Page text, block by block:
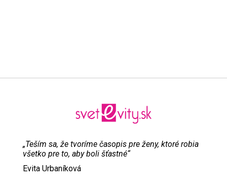
„Teším sa, že tvoríme časopis pre ženy, ktoré robia
všetko pre to, aby boli šťastné“
Evita Urbaníková